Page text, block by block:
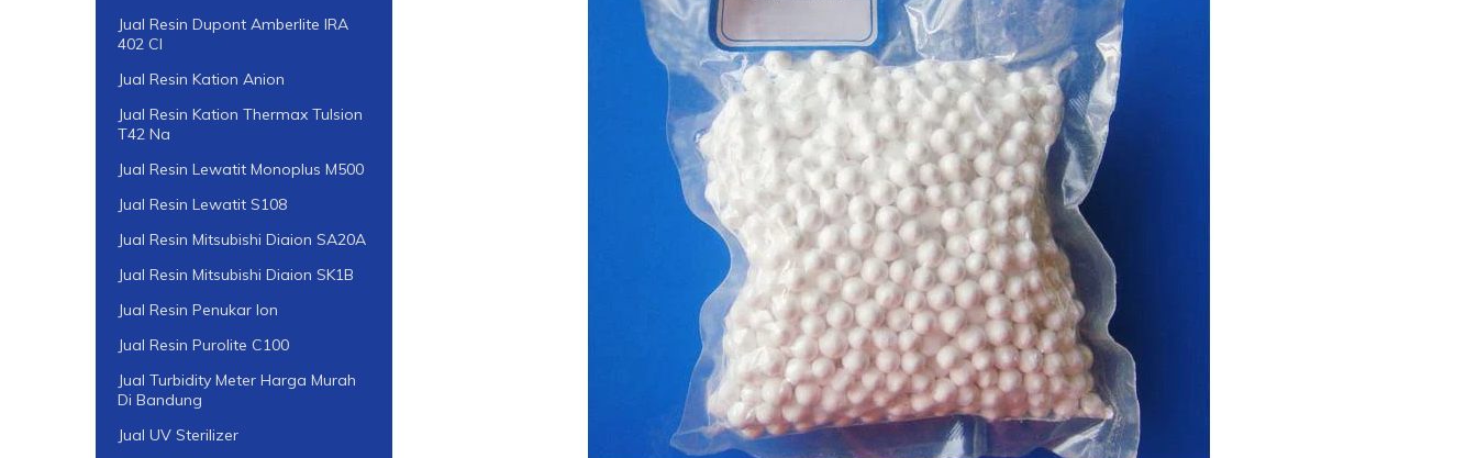
Jual Resin Dupont Amberlite IRA
402 Cl
Jual Resin Kation Anion
Jual Resin Kation Thermax Tulsion
T42 Na
Jual Resin Lewatit Monoplus M500
Jual Resin Lewatit S108
Jual Resin Mitsubishi Diaion SA20A
Jual Resin Mitsubishi Diaion SK1B
Jual Resin Penukar Ion
Jual Resin Purolite C100
Jual Turbidity Meter Harga Murah
Di Bandung
Jual UV Sterilizer